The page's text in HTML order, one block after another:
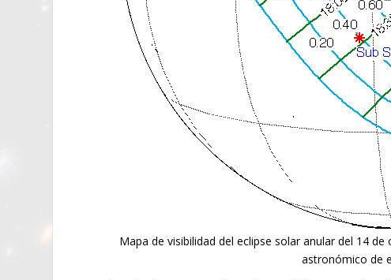
Mapa de visibilidad del eclipse solar anular del 14
astronómico de